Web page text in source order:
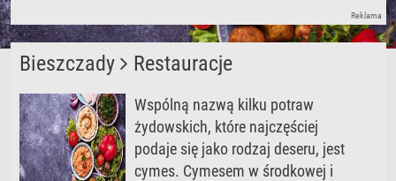
Reklama
Bieszczady Restauracje
Wspólną nazwą kilku potraw
żydowskich, które najczęściej
podaje się jako rodzaj deseru, jest
cymes. Cymesem w środkowej i